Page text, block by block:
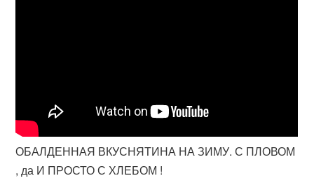
ОБАЛДЕННАЯ ВКУСНЯТИНА НА ЗИМУ. С ПЛОВОМ
, да И ПРОСТО С ХЛЕБОМ !